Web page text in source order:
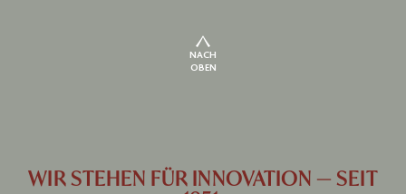
NACH
OBEN
WIR STEHEN FÜR INNOVATION — SEIT